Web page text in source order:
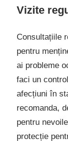
Vizite
Consultațiile
pentru
ai probleme
faci un
afecțiuni în
recomanda,
pentru
protecție